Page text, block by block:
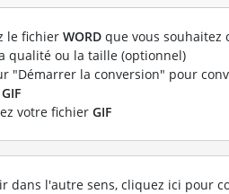
le fichier WORD que vous souhaitez
qualité ou la taille (optionnel)
"Démarrer la conversion" pour
votre fichier GIF
dans l'autre sens, cliquez ici pour